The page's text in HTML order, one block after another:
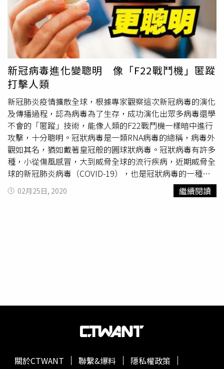
新冠病毒進化變聰明 像「F22戰鬥機」匿蹤
打擊人類
新冠肺炎疫情擴散全球，根據專家觀察這次新冠病毒的演化
及傳播過程，認為病毒為了生存，成功演化出眾多病毒還學
不會的「匿蹤」技術，能像人類的F22戰鬥機一樣暗中進行
攻擊，十分聰明。冠狀病毒是一類RNA病毒的總稱，病毒外
觀如其名，猶如戴著皇冠般的圓球狀病毒。冠狀病毒有許多
種，小從傷風感冒，大到威脅全球的流行疾病，近期威脅全
球的新冠肺炎病毒（COVID-19），也是冠狀病毒的一種。
據《聯合新聞網》報導，
、中研院院士賴明詔
日前在一場專家論壇表示，原本醫界認為人類感染冠狀病毒
科醫師曾梓展說，病毒沒有宿主不能活，冠狀病毒會寄居在
在演化過程算是失敗。然而這次的新冠病毒卻不同以往，除
了也有很強的感染力，更有許多感染者無症狀，卻可能繼續
傳染給別人，攻擊的對象、引發的症狀反應也不一致，就像
經過精心設計的病毒演化秀，遠比當年的SARS病毒還要聰
02月25日, 2020 繼續閱讀
關於CTWANT 聯繫&爆料 隱私權政策